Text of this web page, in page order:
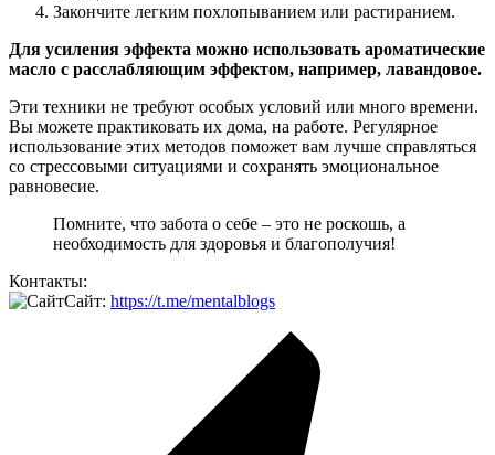
Закончите легким похлопыванием или растиранием.
Для усиления эффекта можно использовать ароматические
масло с расслабляющим эффектом, например, лавандовое.
Эти техники не требуют особых условий или много времени.
Вы можете практиковать их дома, на работе. Регулярное
использование этих методов поможет вам лучше справляться
со стрессовыми ситуациями и сохранять эмоциональное
равновесие.
Помните, что забота о себе – это не роскошь, а
необходимость для здоровья и благополучия!
Контакты:
Сайт: https://t.me/mentalblogs